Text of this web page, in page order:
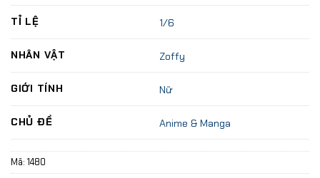
TỈ LỆ 1/6
NHÂN VẬT Zoffy
GIỚI TÍNH Nữ
CHỦ ĐỀ Anime & Manga
Mã: 1480